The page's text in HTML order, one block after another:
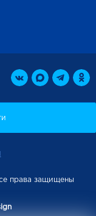
права защищены